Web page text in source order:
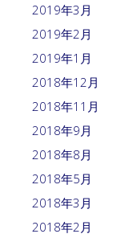
2019年3月
2019年2月
2019年1月
2018年12月
2018年11月
2018年9月
2018年8月
2018年5月
2018年3月
2018年2月